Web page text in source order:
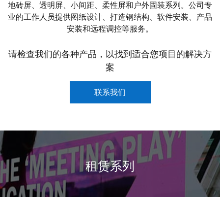
地砖屏、透明屏、小间距、柔性屏和户外固装系列。公司专
业的工作人员提供图纸设计、打造钢结构、软件安装、产品
安装和远程调控等服务。
请检查我们的各种产品，以找到适合您项目的解决方
案
联系我们
租赁系列